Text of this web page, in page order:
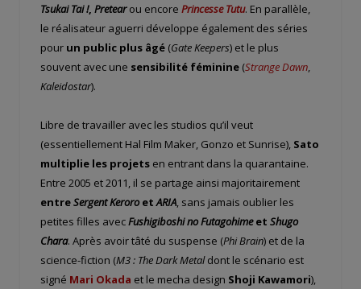
Tsukai Tai !, Pretear ou encore Princesse Tutu. En parallèle,
le réalisateur aguerri développe également des séries
pour un public plus âgé (Gate Keepers) et le plus
souvent avec une sensibilité féminine (Strange Dawn
Kaleidostar).
Libre de travailler avec les studios qu’il veut
(essentiellement Hal Film Maker, Gonzo et Sunrise), Sato
multiplie les projets en entrant dans la quarantaine.
Entre 2005 et 2011, il se partage ainsi majoritairement
entreSergent KeroroetARIA, sans jamais oublier les
petites filles avecFushigiboshi no Futagohimeet Shugo
Chara. Après avoir tâté du suspense (Phi Brain) et de la
science-fiction (M3 : The Dark Metaldont le scénario est
signé Mari Okada et le mecha design Shoji Kawamori),